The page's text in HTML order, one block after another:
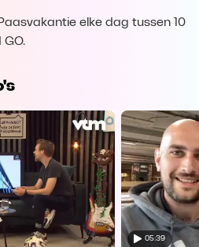
elke dag tussen 10
GO.
05:39